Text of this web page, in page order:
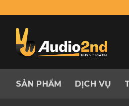
to
content
SẢN PHẨM DỊCH VỤ